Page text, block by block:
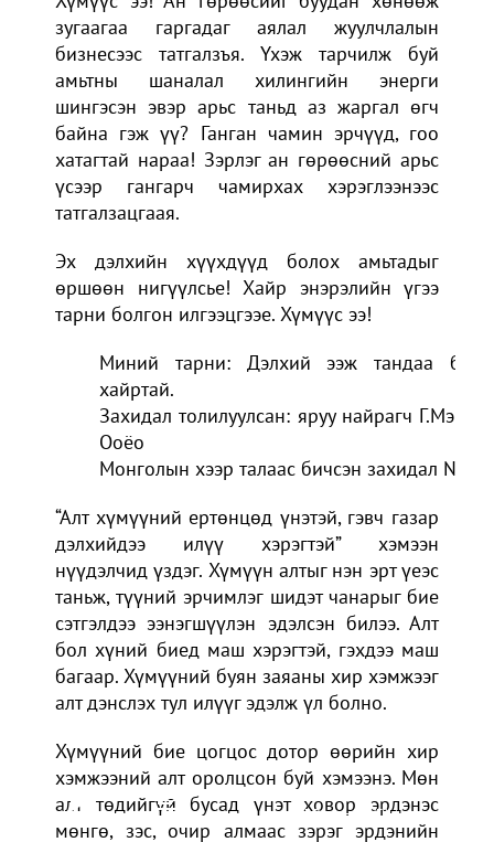
зугаагаа гаргадаг аялал жуулчлалын
бизнесээс татгалзъя. Үхэж тарчилж буй
амьтны шаналал хилингийн энерги
шингэсэн эвэр арьс таньд аз жаргал өгч
байна гэж үү? Ганган чамин эрчүүд, гоо
хатагтай нараа! Зэрлэг ан гөрөөсний арьс
үсээр гангарч чамирхах хэрэглээнээс
татгалзацгаая.
Эх дэлхийн хүүхдүүд болох амьтадыг
өршөөн нигүүлсье! Хайр энэрэлийн үгээ
тарни болгон илгээцгээе. Хүмүүс ээ!
Миний тарни: Дэлхий ээж тандаа бид
хайртай.
Захидал толилуулсан: яруу найрагч Г.Мэнд-
Ооёо
Монголын хээр талаас бичсэн захидал №5
“Алт хүмүүний ертөнцөд үнэтэй, гэвч газар
дэлхийдээ илүү хэрэгтэй” хэмээн
нүүдэлчид үздэг. Хүмүүн алтыг нэн эрт үеэс
таньж, түүний эрчимлэг шидэт чанарыг бие
сэтгэлдээ ээнэгшүүлэн эдэлсэн билээ. Алт
бол хүний биед маш хэрэгтэй, гэхдээ маш
багаар. Хүмүүний буян заяаны хир хэмжээг
алт дэнслэх тул илүүг эдэлж үл болно.
Хүмүүний бие цогцос дотор өөрийн хир
хэмжээний алт оролцсон буй хэмээнэ. Мөн
алт төдийгүй бусад үнэт ховор эрдэнэс
мөнгө, зэс, очир алмаас зэрэг эрдэнийн
Г. Равдан /МУГЖ/